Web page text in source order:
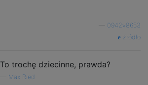
0942v8653
źródło
To trochę dziecinne, prawda?
Max Ried